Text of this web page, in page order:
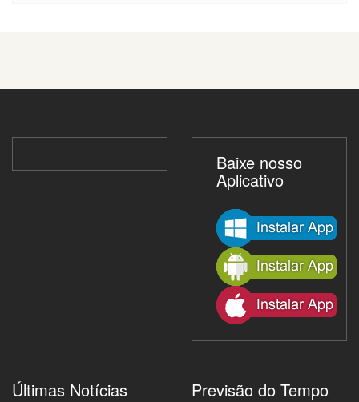
Baixe nosso
Aplicativo
Últimas Notícias Previsão do Tempo